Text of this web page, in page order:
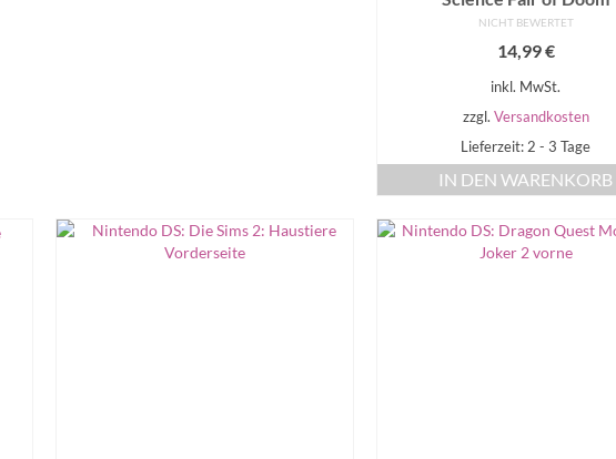
NICHT BEWERTET
14,99€
inkl. MwSt.
zzgl. Versandkosten
Lieferzeit: 2 - 3 Tage
IN DEN WARENKORB